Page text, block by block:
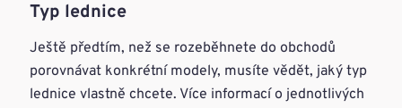
Typ lednice
Ještě předtím, než se rozeběhnete do obchodů
porovnávat konkrétní modely, musíte vědět, jaký typ
lednice vlastně chcete. Více informací o jednotlivých